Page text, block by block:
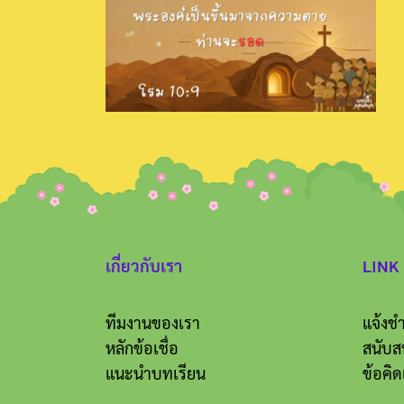
เกี่ยวกับเรา
ทีมงานของเรา
หลักข้อเชื่อ
แนะนำบทเรียน
LINK
แจ้งช
สนับส
ข้อคิด